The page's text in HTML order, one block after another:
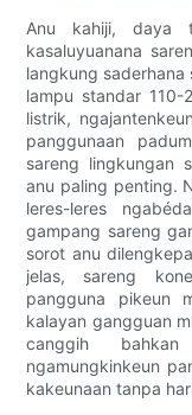
Anu kahiji, daya
kasaluyuanana
langkung
lampu standar 110-
listrik,
panggunaan
sareng lingkungan
anu paling penting.
leres-leres
gampang sareng
sorot anu
jelas, sareng
pangguna pikeun
kalayan gangguan
canggih
ngamungkinkeun
kakeunaan tanpa